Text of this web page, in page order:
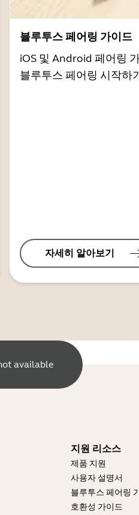
블루투스 페어링 가이드
iOS 및 Android 페어링
블루투스 페어링 시작하
자세히 알아보기
available
지원 리소스
제품 지원
사용자 설명서
블루투스 페어링
호환성 가이드